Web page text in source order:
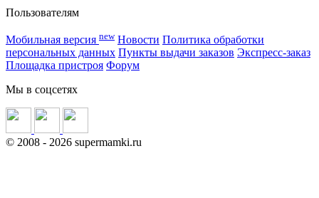
Пользователям
Мобильная версия new Новости Политика обработки
персональных данных Пункты выдачи заказов Экспресс-заказ
Площадка пристроя Форум
Мы в соцсетях
© 2008 - 2026 supermamki.ru